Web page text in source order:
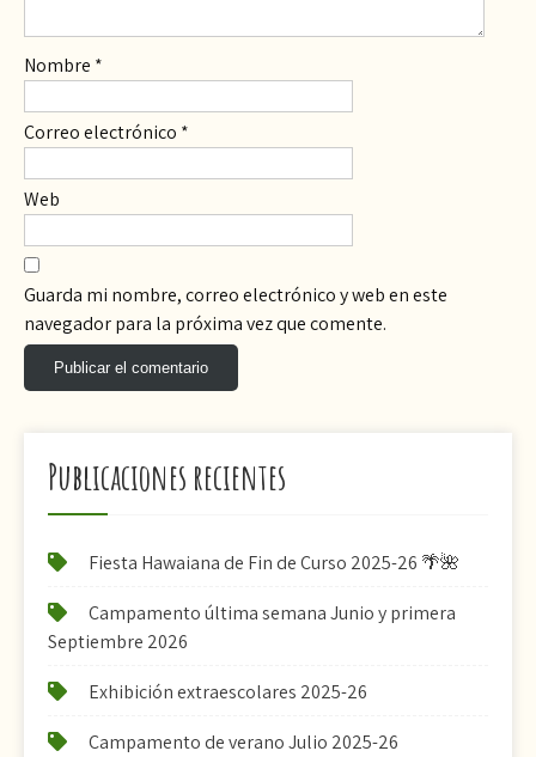
Nombre *
Correo electrónico *
Web
Guarda mi nombre, correo electrónico y web en este
navegador para la próxima vez que comente.
Publicaciones recientes
Fiesta Hawaiana de Fin de Curso 2025-26 🌴🌺
Campamento última semana Junio y primera
Septiembre 2026
Exhibición extraescolares 2025-26
Campamento de verano Julio 2025-26